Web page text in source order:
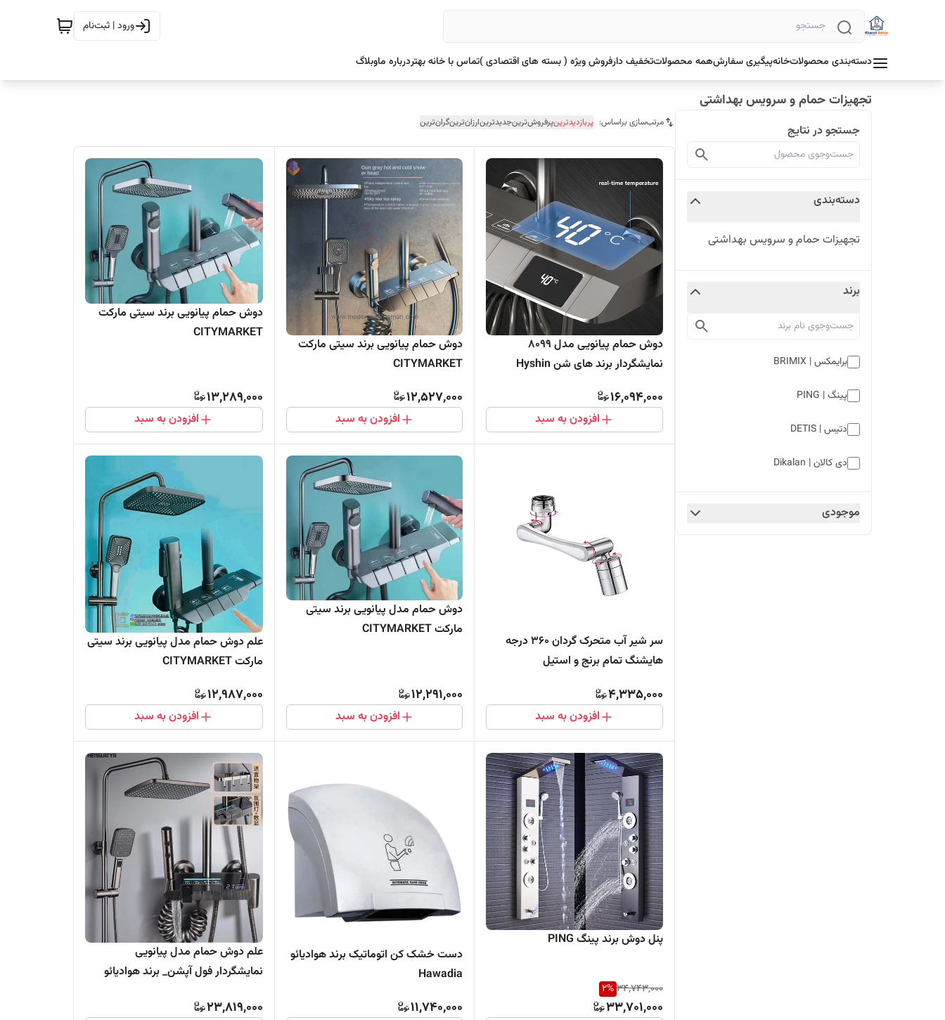
ورود | ثبت‌نام
دسته‌بندی محصولاتخانهپیگیری سفارشهمه محصولاتتخفیف دارفروش ویژه ( بسته های اقتصادی )تماس با خانه بهتردرباره ماوبلاگ
تجهیزات حمام و سرویس بهداشتی
جستجو در نتایج
دسته‌بندی
تجهیزات حمام و سرویس بهداشتی
برند
برایمکس | BRIMIX
پینگ | PING
دتیس | DETIS
دی کالان | Dikalan
موجودی
مرتب‌سازی براساس: پربازدیدترینپرفروش‌ترینجدیدترینارزان‌ترینگران‌ترین
دوش حمام پیانویی مدل 8099
نمایشگردار برند های شن Hyshin
16,094,000
افزودن به سبد
دوش حمام پیانویی برند سیتی مارکت
CITYMARKET
12,527,000
افزودن به سبد
دوش حمام پیانویی برند سیتی مارکت
CITYMARKET
13,289,000
افزودن به سبد
سر شیر آب متحرک گردان 360 درجه
هایشنگ تمام برنج و استیل
4,335,000
افزودن به سبد
دوش حمام مدل پیانویی برند سیتی
مارکت CITYMARKET
12,291,000
افزودن به سبد
علم دوش حمام مدل پیانویی برند سیتی
مارکت CITYMARKET
12,987,000
افزودن به سبد
پنل دوش برند پینگ PING
34,743,000
2%
33,701,000
دست خشک کن اتوماتیک برند هوادیائو
Hawadia
11,740,000
علم دوش حمام مدل پیانویی
نمایشگردار فول آپشن_ برند هوادیائو
23,819,000